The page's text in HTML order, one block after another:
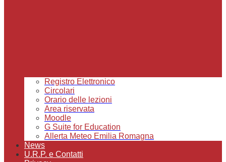
Registro Elettronico
Circolari
Orario delle lezioni
Area riservata
Moodle
G Suite for Education
Allerta Meteo Emilia Romagna
News
U.R.P. e Contatti